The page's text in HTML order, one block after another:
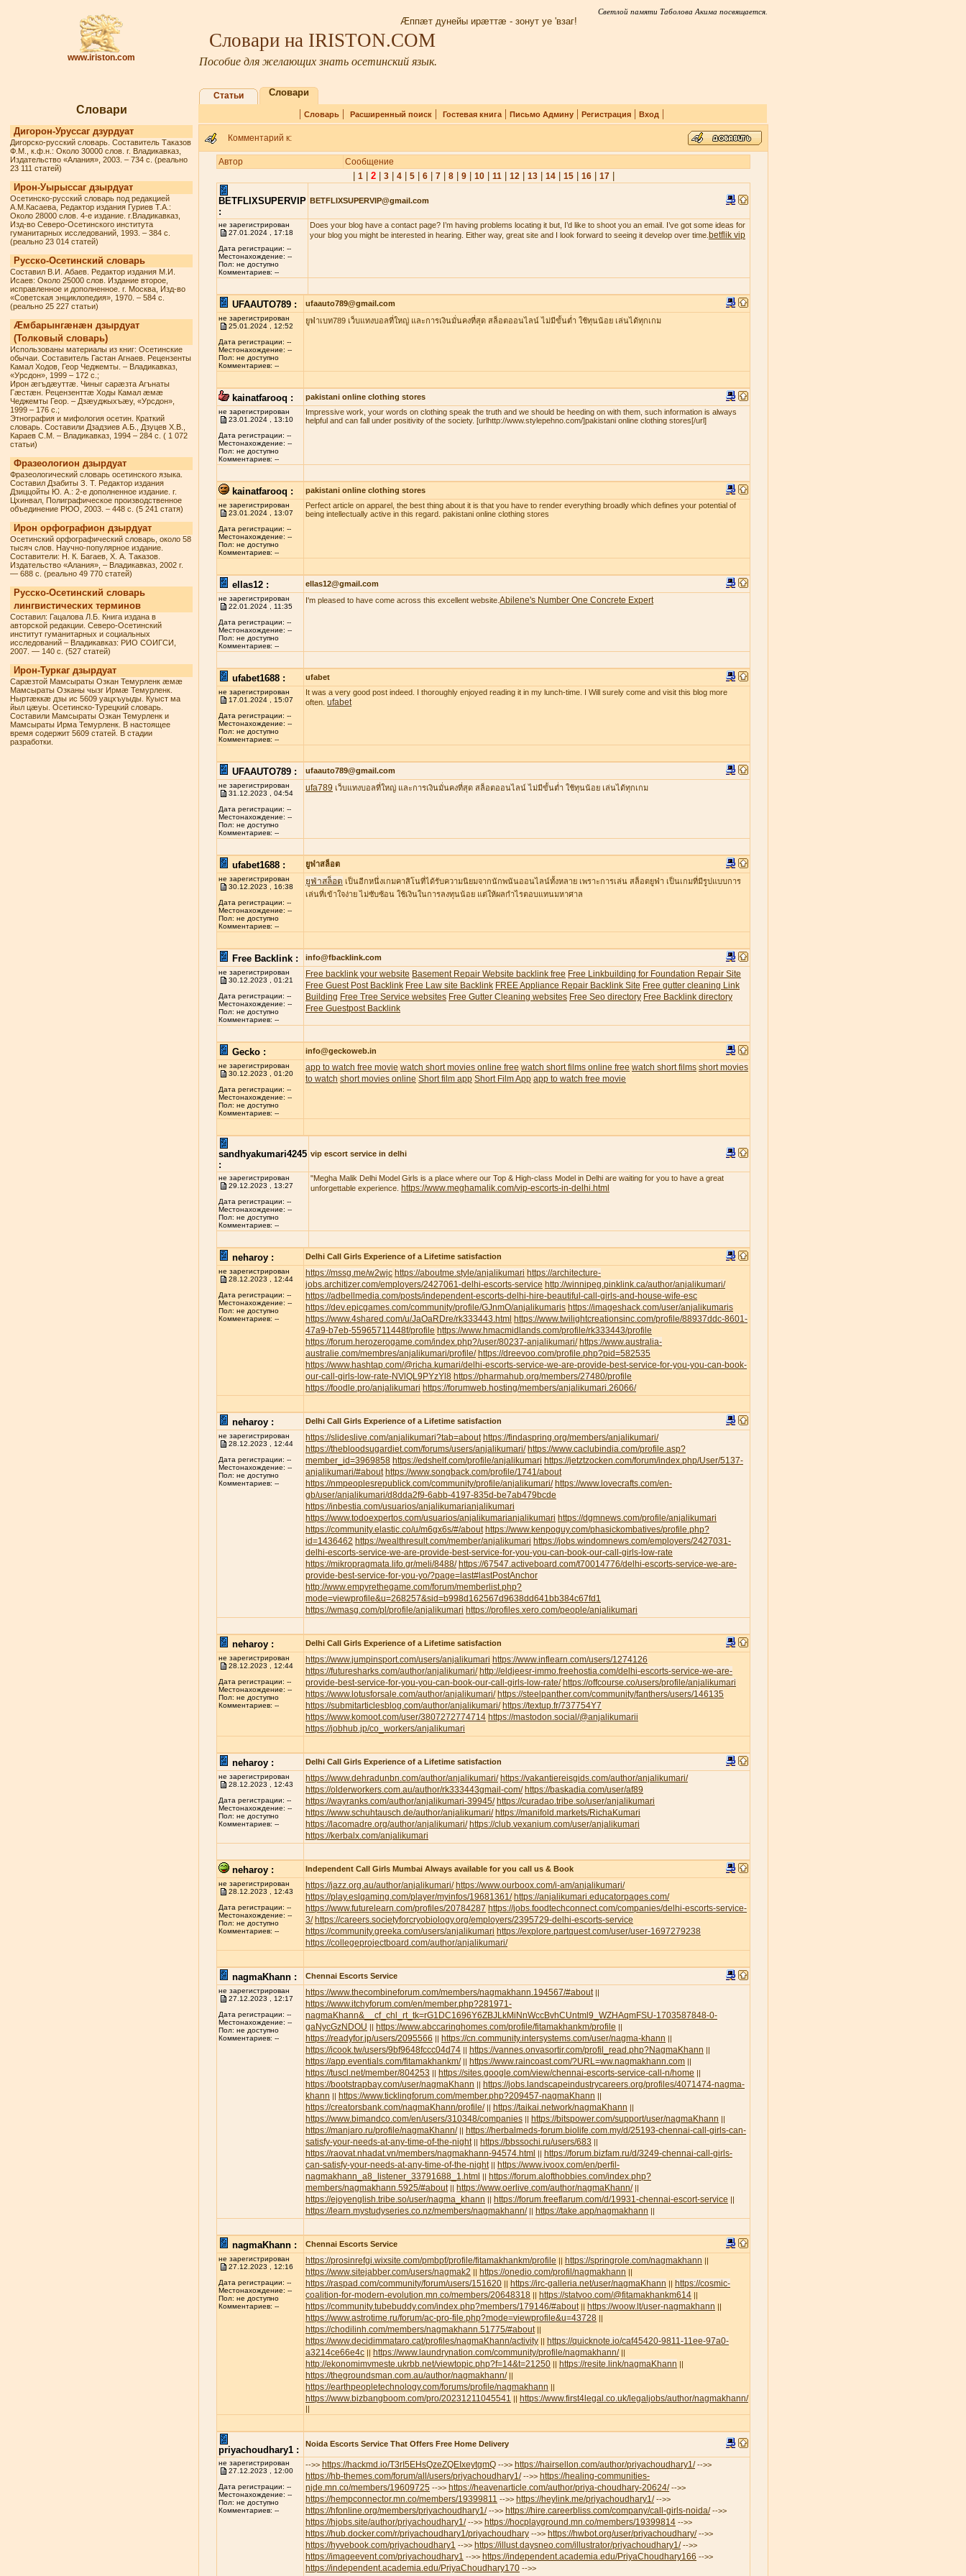
www.iriston.com
Светлой памяти Таболова Акима посвящается.
Æппæт дунейы ирæттæ - зонут уе 'взаг!
Словари на IRISTON.COM
Пособие для желающих знать осетинский язык.
Словари
Дигорон-Уруссаг дзурдуат
Дигорско-русский словарь. Составитель Таказов
Ф.М., к.ф.н.: Около 30000 слов. г. Владикавказ,
Издательство «Алания», 2003. – 734 с. (реально
23 111 статей)
Ирон-Уырыссаг дзырдуат
Осетинско-русский словарь под редакцией
А.М.Касаева, Редактор издания Гуриев Т.А.:
Около 28000 слов. 4-е издание. г.Владикавказ,
Изд-во Северо-Осетинского института
гуманитарных исследований, 1993. – 384 с.
(реально 23 014 статей)
Русско-Осетинский словарь
Составил В.И. Абаев. Редактор издания М.И.
Исаев: Около 25000 слов. Издание второе,
исправленное и дополненное. г. Москва, Изд-во
«Советская энциклопедия», 1970. – 584 с.
(реально 25 227 статьи)
Æмбарынгæнæн дзырдуат
(Толковый словарь)
Использованы материалы из книг: Осетинские
обычаи. Составитель Гастан Агнаев. Рецензенты
Камал Ходов, Геор Чеджемты. – Владикавказ,
«Урсдон», 1999 – 172 с.;
Ирон æгъдæуттæ. Чиныг сарæзта Агънаты
Гæстæн. Рецензенттæ Ходы Камал æмæ
Чеджемты Геор. – Дзæуджыхъæу, «Урсдон»,
1999 – 176 с.;
Этнография и мифология осетин. Краткий
словарь. Составили Дзадзиев А.Б., Дзуцев Х.В.,
Караев С.М. – Владикавказ, 1994 – 284 с. ( 1 072
статьи)
Фразеологион дзырдуат
Фразеологический словарь осетинского языка.
Составил Дзабиты З. Т. Редактор издания
Дзиццойты Ю. А.: 2-е дополненное издание. г.
Цхинвал, Полиграфическое производственное
объединение РЮО, 2003. – 448 с. (5 241 статя)
Ирон орфографион дзырдуат
Осетинский орфографический словарь, около 58
тысяч слов. Научно-популярное издание.
Составители: Н. К. Багаев, Х. А. Таказов.
Издательство «Алания», – Владикавказ, 2002 г.
— 688 с. (реально 49 770 статей)
Русско-Осетинский словарь
лингвистических терминов
Составил: Гацалова Л.Б. Книга издана в
авторской редакции. Северо-Осетинский
институт гуманитарных и социальных
исследований – Владикавказ: РИО СОИГСИ,
2007. — 140 с. (527 статей)
Ирон-Туркаг дзырдуат
Сарæзтой Мамсыраты Озкан Темурленк æмæ
Мамсыраты Озканы чызг Ирмæ Темурленк.
Ныртæккæ дзы ис 5609 уацхъуыды. Куыст ма
йыл цæуы. Осетинско-Турецкий словарь.
Составили Мамсыраты Озкан Темурленк и
Мамсыраты Ирма Темурленк. В настоящее
время содержит 5609 статей. В стадии
разработки.
Статьи Словари
| Словарь| Расширенный поиск| Гостевая книга| Письмо Админу| Регистрация| Вход |
Комментарий к:
Автор Сообщение
1| 2| 3| 4| 5| 6| 7| 8| 9| 10| 11| 12| 13| 14| 15| 16| 17|
BETFLIXSUPERVIP
:
BETFLIXSUPERVIP@gmail.com
не зарегистрирован
27.01.2024 , 17:18
Дата регистрации: --
Местонахождение: --
Пол: не доступно
Комментариев: --
Does your blog have a contact page? I’m having problems locating it but, I’d like to shoot you an email. I’ve got some ideas for
your blog you might be interested in hearing. Either way, great site and I look forward to seeing it develop over time. betflik vip
UFAAUTO789 : ufaauto789@gmail.com
не зарегистрирован
25.01.2024 , 12:52
Дата регистрации: --
Местонахождение: --
Пол: не доступно
Комментариев: --
ยูฟ่าเบท789 เว็บแทงบอลที่ใหญ่ และการเงินมั่นคงที่สุด สล็อตออนไลน์ ไม่มีขั้นต่ำ ใช้ทุนน้อย เล่นได้ทุกเกม
kainatfarooq : pakistani online clothing stores
не зарегистрирован
23.01.2024 , 13:10
Дата регистрации: --
Местонахождение: --
Пол: не доступно
Комментариев: --
Impressive work, your words on clothing speak the truth and we should be heeding on with them, such information is always
helpful and can fall under positivity of the society. [urlhttp://www.stylepehno.com/]pakistani online clothing stores[/url]
kainatfarooq : pakistani online clothing stores
не зарегистрирован
23.01.2024 , 13:07
Дата регистрации: --
Местонахождение: --
Пол: не доступно
Комментариев: --
Perfect article on apparel, the best thing about it is that you have to render everything broadly which defines your potential of
being intellectually active in this regard. pakistani online clothing stores
ellas12 : ellas12@gmail.com
не зарегистрирован
22.01.2024 , 11:35
Дата регистрации: --
Местонахождение: --
Пол: не доступно
Комментариев: --
I'm pleased to have come across this excellent website. Abilene's Number One Concrete Expert
ufabet1688 : ufabet
не зарегистрирован
17.01.2024 , 15:07
Дата регистрации: --
Местонахождение: --
Пол: не доступно
Комментариев: --
It was a very good post indeed. I thoroughly enjoyed reading it in my lunch-time. I Will surely come and visit this blog more
often. ufabet
UFAAUTO789 : ufaauto789@gmail.com
не зарегистрирован
31.12.2023 , 04:54
Дата регистрации: --
Местонахождение: --
Пол: не доступно
Комментариев: --
ufa789 เว็บแทงบอลที่ใหญ่ และการเงินมั่นคงที่สุด สล็อตออนไลน์ ไม่มีขั้นต่ำ ใช้ทุนน้อย เล่นได้ทุกเกม
ufabet1688 : ยูฟ่าสล็อต
не зарегистрирован
30.12.2023 , 16:38
Дата регистрации: --
Местонахождение: --
Пол: не доступно
Комментариев: --
ยูฟ่าสล็อต เป็นอีกหนึ่งเกมคาสิโนที่ได้รับความนิยมจากนักพนันออนไลน์ทั้งหลาย เพราะการเล่น สล็อตยูฟ่า เป็นเกมที่มีรูปแบบการ
เล่นที่เข้าใจง่าย ไม่ซับซ้อน ใช้เงินในการลงทุนน้อย แต่ให้ผลกำไรตอบแทนมหาศาล
Free Backlink : info@fbacklink.com
не зарегистрирован
30.12.2023 , 01:21
Дата регистрации: --
Местонахождение: --
Пол: не доступно
Комментариев: --
Free backlink your website Basement Repair Website backlink free Free Linkbuilding for Foundation Repair Site
Free Guest Post Backlink Free Law site Backlink FREE Appliance Repair Backlink Site Free gutter cleaning Link
Building Free Tree Service websites Free Gutter Cleaning websites Free Seo directory Free Backlink directory
Free Guestpost Backlink
Gecko : info@geckoweb.in
не зарегистрирован
30.12.2023 , 01:20
Дата регистрации: --
Местонахождение: --
Пол: не доступно
Комментариев: --
app to watch free movie watch short movies online free watch short films online free watch short films short movies
to watch short movies online Short film app Short Film App app to watch free movie
sandhyakumari4245
:
vip escort service in delhi
не зарегистрирован
29.12.2023 , 13:27
Дата регистрации: --
Местонахождение: --
Пол: не доступно
Комментариев: --
"Megha Malik Delhi Model Girls is a place where our Top & High-class Model in Delhi are waiting for you to have a great
unforgettable experience.
https://www.meghamalik.com/vip-escorts-in-delhi.html
neharoy : Delhi Call Girls Experience of a Lifetime satisfaction
не зарегистрирован
28.12.2023 , 12:44
Дата регистрации: --
Местонахождение: --
Пол: не доступно
Комментариев: --
https://mssg.me/w2wjc https://aboutme.style/anjalikumari https://architecture-
jobs.architizer.com/employers/2427061-delhi-escorts-service http://winnipeg.pinklink.ca/author/anjalikumari/
https://adbellmedia.com/posts/independent-escorts-delhi-hire-beautiful-call-girls-and-house-wife-esc
https://dev.epicgames.com/community/profile/GJnmO/anjalikumaris https://imageshack.com/user/anjalikumaris
https://www.4shared.com/u/JaOaRDre/rk333443.html https://www.twilightcreationsinc.com/profile/88937ddc-8601-
47a9-b7eb-55965711448f/profile https://www.hmacmidlands.com/profile/rk333443/profile
https://forum.herozerogame.com/index.php?/user/80237-anjalikumari/ https://www.australia-
australie.com/membres/anjalikumari/profile/ https://dreevoo.com/profile.php?pid=582535
https://www.hashtap.com/@richa.kumari/delhi-escorts-service-we-are-provide-best-service-for-you-you-can-book-
our-call-girls-low-rate-NVlQL9PYzYl8 https://pharmahub.org/members/27480/profile
https://foodle.pro/anjalikumari https://forumweb.hosting/members/anjalikumari.26066/
neharoy : Delhi Call Girls Experience of a Lifetime satisfaction
не зарегистрирован
28.12.2023 , 12:44
Дата регистрации: --
Местонахождение: --
Пол: не доступно
Комментариев: --
https://slideslive.com/anjalikumari?tab=about https://findaspring.org/members/anjalikumari/
https://thebloodsugardiet.com/forums/users/anjalikumari/ https://www.caclubindia.com/profile.asp?
member_id=3969858 https://edshelf.com/profile/anjalikumari https://jetztzocken.com/forum/index.php/User/5137-
anjalikumari/#about https://www.songback.com/profile/1741/about
https://nmpeoplesrepublick.com/community/profile/anjalikumari/ https://www.lovecrafts.com/en-
gb/user/anjalikumari/d8dda2f9-6abb-4197-835d-be7ab479bcde
https://inbestia.com/usuarios/anjalikumarianjalikumari
https://www.todoexpertos.com/usuarios/anjalikumarianjalikumari https://dgmnews.com/profile/anjalikumari
https://community.elastic.co/u/m6gx6s/#/about https://www.kenpoguy.com/phasickombatives/profile.php?
id=1436462 https://wealthresult.com/member/anjalikumari https://jobs.windomnews.com/employers/2427031-
delhi-escorts-service-we-are-provide-best-service-for-you-you-can-book-our-call-girls-low-rate
https://mikropragmata.lifo.gr/meli/8488/ https://67547.activeboard.com/t70014776/delhi-escorts-service-we-are-
provide-best-service-for-you-yo/?page=last#lastPostAnchor
http://www.empyrethegame.com/forum/memberlist.php?
mode=viewprofile&u=268257&sid=b998d162567d9638dd641bb384c67fd1
https://wmasg.com/pl/profile/anjalikumari https://profiles.xero.com/people/anjalikumari
neharoy : Delhi Call Girls Experience of a Lifetime satisfaction
не зарегистрирован
28.12.2023 , 12:44
Дата регистрации: --
Местонахождение: --
Пол: не доступно
Комментариев: --
https://www.jumpinsport.com/users/anjalikumari https://www.inflearn.com/users/1274126
https://futuresharks.com/author/anjalikumari/ http://eldjeesr-immo.freehostia.com/delhi-escorts-service-we-are-
provide-best-service-for-you-you-can-book-our-call-girls-low-rate/ https://offcourse.co/users/profile/anjalikumari
https://www.lotusforsale.com/author/anjalikumari/ https://steelpanther.com/community/fanthers/users/146135
https://submitarticlesblog.com/author/anjalikumari/ https://textup.fr/737754Y7
https://www.komoot.com/user/3807272774714 https://mastodon.social/@anjalikumarii
https://jobhub.jp/co_workers/anjalikumari
neharoy : Delhi Call Girls Experience of a Lifetime satisfaction
не зарегистрирован
28.12.2023 , 12:43
Дата регистрации: --
Местонахождение: --
Пол: не доступно
Комментариев: --
https://www.dehradunbn.com/author/anjalikumari/ https://vakantiereisgids.com/author/anjalikumari/
https://olderworkers.com.au/author/rk333443gmail-com/ https://baskadia.com/user/af89
https://wayranks.com/author/anjalikumari-39945/ https://curadao.tribe.so/user/anjalikumari
https://www.schuhtausch.de/author/anjalikumari/ https://manifold.markets/RichaKumari
https://lacomadre.org/author/anjalikumari/ https://club.vexanium.com/user/anjalikumari
https://kerbalx.com/anjalikumari
neharoy : Independent Call Girls Mumbai Always available for you call us & Book
не зарегистрирован
28.12.2023 , 12:43
Дата регистрации: --
Местонахождение: --
Пол: не доступно
Комментариев: --
https://jazz.org.au/author/anjalikumari/ https://www.ourboox.com/i-am/anjalikumari/
https://play.eslgaming.com/player/myinfos/19681361/ https://anjalikumari.educatorpages.com/
https://www.futurelearn.com/profiles/20784287 https://jobs.foodtechconnect.com/companies/delhi-escorts-service-
3/ https://careers.societyforcryobiology.org/employers/2395729-delhi-escorts-service
https://community.greeka.com/users/anjalikumari https://explore.partquest.com/user/user-1697279238
https://collegeprojectboard.com/author/anjalikumari/
nagmaKhann : Chennai Escorts Service
не зарегистрирован
27.12.2023 , 12:17
Дата регистрации: --
Местонахождение: --
Пол: не доступно
Комментариев: --
https://www.thecombineforum.com/members/nagmakhann.194567/#about||
https://www.itchyforum.com/en/member.php?281971-
nagmaKhann&__cf_chl_rt_tk=rG1DC1696Y6ZBJLkMiNnWccBvhCUntml9_WZHAqmFSU-1703587848-0-
gaNycGzNDOU || https://www.abccaringhomes.com/profile/fitamakhankm/profile ||
https://readyfor.jp/users/2095566 || https://cn.community.intersystems.com/user/nagma-khann ||
https://icook.tw/users/9bf9648fccc04d74 || https://vannes.onvasortir.com/profil_read.php?NagmaKhann ||
https://app.eventials.com/fitamakhankm/|| https://www.raincoast.com/?URL=ww.nagmakhann.com ||
https://tuscl.net/member/804253 || https://sites.google.com/view/chennai-escorts-service-call-n/home ||
https://bootstrapbay.com/user/nagmaKhann || https://jobs.landscapeindustrycareers.org/profiles/4071474-nagma-
khann || https://www.ticklingforum.com/member.php?209457-nagmaKhann ||
https://creatorsbank.com/nagmaKhann/profile/|| https://taikai.network/nagmaKhann ||
https://www.bimandco.com/en/users/310348/companies || https://bitspower.com/support/user/nagmaKhann ||
https://manjaro.ru/profile/nagmaKhann/|| https://herbalmeds-forum.biolife.com.my/d/25193-chennai-call-girls-can-
satisfy-your-needs-at-any-time-of-the-night|| https://bbssochi.ru/users/683 ||
https://raovat.nhadat.vn/members/nagmakhann-94574.html || https://forum.bizfam.ru/d/3249-chennai-call-girls-
can-satisfy-your-needs-at-any-time-of-the-night|| https://www.ivoox.com/en/perfil-
nagmakhann_a8_listener_33791688_1.html || https://forum.alofthobbies.com/index.php?
members/nagmakhann.5925/#about|| https://www.oerlive.com/author/nagmaKhann/||
https://ejoyenglish.tribe.so/user/nagma_khann || https://forum.freeflarum.com/d/19931-chennai-escort-service ||
https://learn.mystudyseries.co.nz/members/nagmakhann/|| https://take.app/nagmakhann ||
nagmaKhann : Chennai Escorts Service
не зарегистрирован
27.12.2023 , 12:16
Дата регистрации: --
Местонахождение: --
Пол: не доступно
Комментариев: --
https://prosinrefgi.wixsite.com/pmbpf/profile/fitamakhankm/profile || https://springrole.com/nagmakhann ||
https://www.sitejabber.com/users/nagmak2 || https://onedio.com/profil/nagmakhann ||
https://raspad.com/community/forum/users/151620 || https://irc-galleria.net/user/nagmaKhann || https://cosmic-
coalition-for-modern-evolution.mn.co/members/20648318 || https://statvoo.com/@fitamakhankm614 ||
https://community.tubebuddy.com/index.php?members/179146/#about || https://woow.lt/user-nagmakhann ||
https://www.astrotime.ru/forum/ac-pro-file.php?mode=viewprofile&u=43728 ||
https://chodilinh.com/members/nagmakhann.51775/#about ||
https://www.decidimmataro.cat/profiles/nagmaKhann/activity || https://quicknote.io/caf45420-9811-11ee-97a0-
a3214ce66e4c || https://www.laundrynation.com/community/profile/nagmakhann/||
http://ekonomimvmeste.ukrbb.net/viewtopic.php?f=14&t=21250 || https://resite.link/nagmaKhann ||
https://thegroundsman.com.au/author/nagmakhann/||
https://earthpeopletechnology.com/forums/profile/nagmakhann ||
https://www.bizbangboom.com/pro/20231211045541 || https://www.first4legal.co.uk/legaljobs/author/nagmakhann/
||
priyachoudhary1 :
Noida Escorts Service That Offers Free Home Delivery
не зарегистрирован
27.12.2023 , 12:00
Дата регистрации: --
Местонахождение: --
Пол: не доступно
Комментариев: --
-->> https://hackmd.io/T3rI5EHsQzeZQEIxeytgmQ -->> https://hairsellon.com/author/priyachoudhary1/-->>
https://hb-themes.com/forum/all/users/priyachoudhary1/-->> https://healing-communities-
njde.mn.co/members/19609725 -->> https://heavenarticle.com/author/priya-choudhary-20624/-->>
https://hempconnector.mn.co/members/19399811 -->> https://heylink.me/priyachoudhary1/-->>
https://hfonline.org/members/priyachoudhary1/-->> https://hire.careerbliss.com/company/call-girls-noida/-->>
https://hjobs.site/author/priyachoudhary1/-->> https://hocplayground.mn.co/members/19399814 -->>
https://hub.docker.com/r/priyachoudhary1/priyachoudhary -->> https://hwbot.org/user/priyachoudhary/-->>
https://hyvebook.com/priyachoudhary1 -->> https://illust.daysneo.com/illustrator/priyachoudhary1/-->>
https://imageevent.com/priyachoudhary1 -->> https://independent.academia.edu/PriyaChoudhary166 -->>
https://independent.academia.edu/PriyaChoudhary170 -->>